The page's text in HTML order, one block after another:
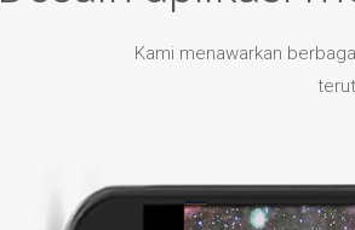
Kami menawarkan